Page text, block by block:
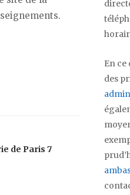
de Paris 7
En ce
des